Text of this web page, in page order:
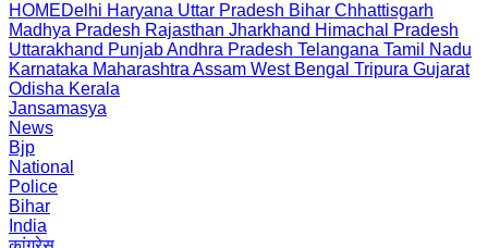
HOMEDelhi Haryana Uttar Pradesh Bihar Chhattisgarh
Madhya Pradesh Rajasthan Jharkhand Himachal Pradesh
Uttarakhand PunjabAndhra Pradesh Telangana Tamil Nadu
Karnataka Maharashtra Assam West Bengal Tripura Gujarat
Odisha Kerala
Jansamasya
News
Bjp
National
Police
Bihar
India